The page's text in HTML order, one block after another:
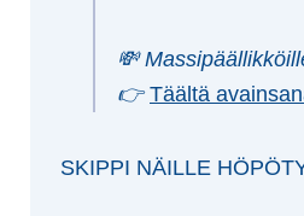
💸
👉Täältä
SKIPPI NÄILLE